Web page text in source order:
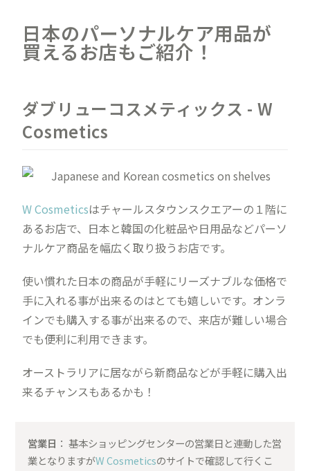
日本のパーソナルケア用品が
買えるお店もご紹介！
ダブリューコスメティックス - W
Cosmetics
W Cosmeticsはチャールスタウンスクエアーの１階に
あるお店で、日本と韓国の化粧品や日用品などパーソ
ナルケア商品を幅広く取り扱うお店です。
使い慣れた日本の商品が手軽にリーズナブルな価格で
手に入れる事が出来るのはとても嬉しいです。オンラ
インでも購入する事が出来るので、来店が難しい場合
でも便利に利用できます。
オーストラリアに居ながら新商品などが手軽に購入出
来るチャンスもあるかも！
営業日 ： 基本ショッピングセンターの営業日と連動した営
業となりますがW Cosmeticsのサイトで確認して行くこ